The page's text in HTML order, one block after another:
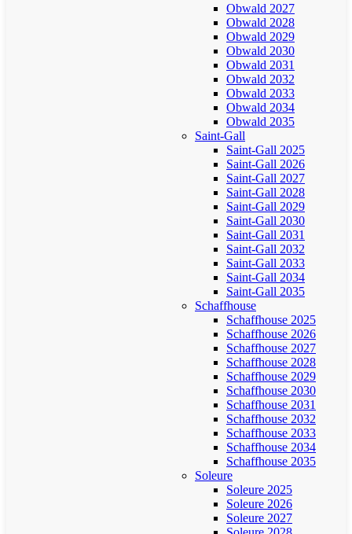
Obwald 2027
Obwald 2028
Obwald 2029
Obwald 2030
Obwald 2031
Obwald 2032
Obwald 2033
Obwald 2034
Obwald 2035
Saint-Gall
Saint-Gall 2025
Saint-Gall 2026
Saint-Gall 2027
Saint-Gall 2028
Saint-Gall 2029
Saint-Gall 2030
Saint-Gall 2031
Saint-Gall 2032
Saint-Gall 2033
Saint-Gall 2034
Saint-Gall 2035
Schaffhouse
Schaffhouse 2025
Schaffhouse 2026
Schaffhouse 2027
Schaffhouse 2028
Schaffhouse 2029
Schaffhouse 2030
Schaffhouse 2031
Schaffhouse 2032
Schaffhouse 2033
Schaffhouse 2034
Schaffhouse 2035
Soleure
Soleure 2025
Soleure 2026
Soleure 2027